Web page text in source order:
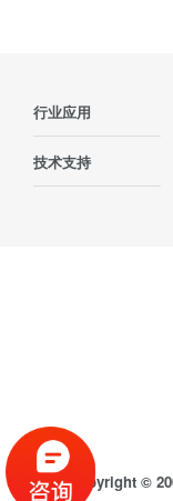
行业应用
技术支持
Copyright ©